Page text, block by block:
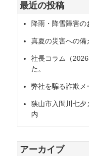
最近の投稿
降雨・降雪障害の
真夏の災害への備
社長コラム（
た。
弊社を騙る詐欺メ
狭山市入間川七夕
内
アーカイブ